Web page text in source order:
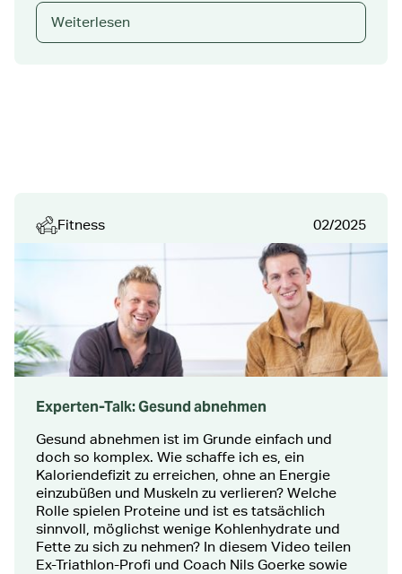
Weiterlesen
Fitness 02/2025
Experten-Talk: Gesund abnehmen
Gesund abnehmen ist im Grunde einfach und
doch so komplex. Wie schaffe ich es, ein
Kaloriendefizit zu erreichen, ohne an Energie
einzubüßen und Muskeln zu verlieren? Welche
Rolle spielen Proteine und ist es tatsächlich
sinnvoll, möglichst wenige Kohlenhydrate und
Fette zu sich zu nehmen? In diesem Video teilen
Ex-Triathlon-Profi und Coach Nils Goerke sowie